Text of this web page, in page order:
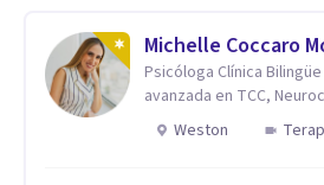
Michelle Coccaro
Psicóloga Clínica
avanzada en TCC,
Emocional.
Weston